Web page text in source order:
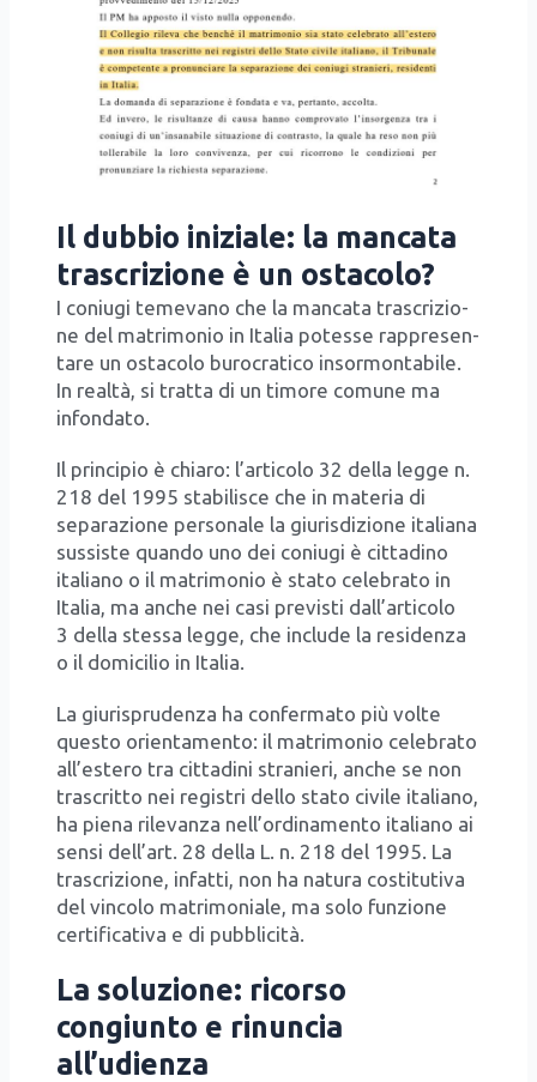
Il dubbio iniziale: la mancata
trascrizione è un ostacolo?
I coniu­gi teme­va­no che la man­ca­ta tra­scri­zio­
ne del matri­mo­nio in Ita­lia potes­se rap­pre­sen­
ta­re un osta­co­lo buro­cra­ti­co insor­mon­ta­bi­le.
In real­tà, si trat­ta di un timo­re comu­ne ma
infon­da­to.
Il prin­ci­pio è chia­ro: l’ar­ti­co­lo 32 del­la leg­ge n.
218 del 1995 sta­bi­li­sce che in mate­ria di
sepa­ra­zio­ne per­so­na­le la giu­ri­sdi­zio­ne ita­lia­na
sus­si­ste quan­do uno dei coniu­gi è cit­ta­di­no
ita­lia­no o il matri­mo­nio è sta­to cele­bra­to in
Ita­lia, ma anche nei casi pre­vi­sti dal­l’ar­ti­co­lo
3 del­la stes­sa leg­ge, che inclu­de la resi­den­za
o il domi­ci­lio in Ita­lia.
La giu­ri­spru­den­za ha con­fer­ma­to più vol­te
que­sto orien­ta­men­to: il matri­mo­nio cele­bra­to
all’e­ste­ro tra cit­ta­di­ni stra­nie­ri, anche se non
tra­scrit­to nei regi­stri del­lo sta­to civi­le ita­lia­no,
ha pie­na rile­van­za nel­l’or­di­na­men­to ita­lia­no ai
sen­si del­l’art. 28 del­la L. n. 218 del 1995. La
tra­scri­zio­ne, infat­ti, non ha natu­ra costi­tu­ti­va
del vin­co­lo matri­mo­nia­le, ma solo fun­zio­ne
cer­ti­fi­ca­ti­va e di pub­bli­ci­tà.
La soluzione: ricorso
congiunto e rinuncia
all’udienza